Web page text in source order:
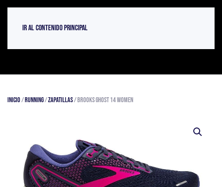
Ir al contenido principal
Inicio/Running/Zapatillas/ Brooks Ghost 14 Women